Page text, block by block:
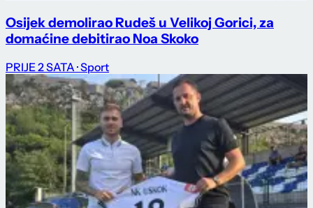
Osijek demolirao Rudeš u Velikoj Gorici, za
domaćine debitirao Noa Skoko
PRIJE 2 SATA · Sport